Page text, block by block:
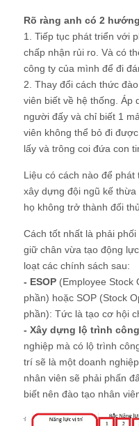
Rõ ràng anh có 2
1. Tiếp tục phát triển với
chấp nhận rủi ro. Và có
công ty của mình để đi
2. Thay đổi cách thức
viên biết về hệ thống. Áp
người đấy và chỉ biết 1
viên không thể bỏ đi
lấy và trông coi đứa con
Liệu có cách nào để phát
xây dựng đội ngũ kế
họ không trở thành đối
Cách tốt nhất là phải
giữ chân vừa tạo động
loạt các chính sách sau:
- ESOP (Employee Stock
phần) hoặc SOP (Stock
phần): Tức là tạo cơ hội
- Xây dựng lộ trình
nghiệp mà có lộ trình
trí sẽ là một doanh
nhân viên sẽ phải phấn
biết nên đào tạo nhân